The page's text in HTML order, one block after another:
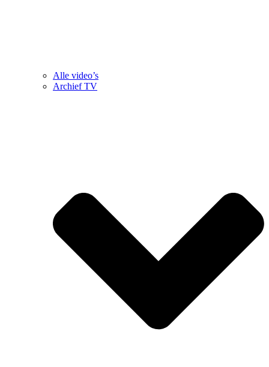
Alle video’s
Archief TV